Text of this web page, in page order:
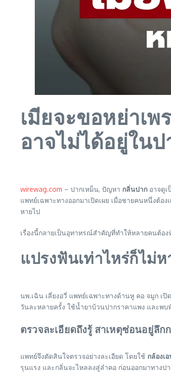
เมียจะขอหย่าเพ
อาจไม่ได้อยู่ในป
wirewag.com – ปากเหม็น, ปัญหา กลิ่นปาก อาจดู
แพทย์เฉพาะทางออกมาเปิดเผย เมื่อชายคนหนึ่งต้
หายไป
เรื่องนี้กลายเป็นอุทาหรณ์สำคัญที่ทำให้หลายคนต้อ
แปรงฟันเท่าไหร่ก็ไม่
นพ.เฉิน เลี่ยงอวี่ แพทย์เฉพาะทางด้านหู คอ จมูก เ
วันละหลายครั้ง ใช้น้ำยาบ้วนปากราคาแพง และพ
ตรวจละเอียดถึงรู้ สาเหตุซ่อนอยู่ลึก
แพทย์จึงตัดสินใจตรวจอย่างละเอียด โดยใช้ กล้องเ
รุนแรง และกลิ่นจะไหลลงสู่ลำคอ ก่อนออกมาทางป